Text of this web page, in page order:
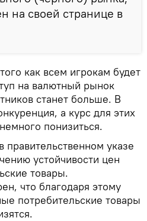
на своей странице в
как всем игрокам будет
на валютный рынок
станет больше. В
а курс для этих
понизиться.
правительственном указе
устойчивости цен
товары.
что благодаря этому
потребительские товары